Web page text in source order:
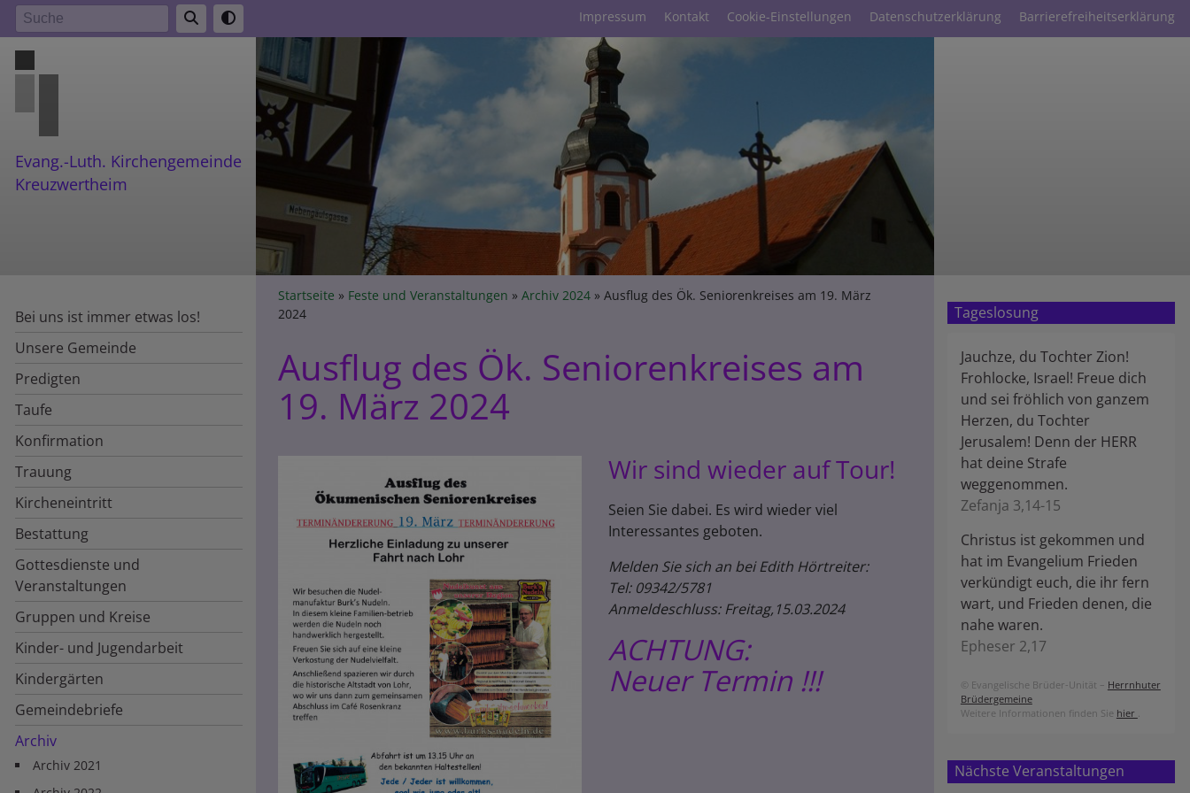
Direkt
zum
Inhalt
Fußbereichsmenü
Impressum Kontakt Cookie-Einstellungen Datenschutzerklärung Barrierefreiheitserklärung
Evang.-Luth. Kirchengemeinde
Kreuzwertheim
Bei uns ist immer etwas los!
Unsere Gemeinde
Predigten
Taufe
Konfirmation
Trauung
Kircheneintritt
Bestattung
Gottesdienste und
Veranstaltungen
Gruppen und Kreise
Kinder- und Jugendarbeit
Kindergärten
Gemeindebriefe
Archiv
Archiv 2021
Breadcrumb
Startseite Feste und Veranstaltungen Archiv 2024
Ausflug des Ök. Seniorenkreises am 19. März
2024
Ausflug des Ök. Seniorenkreises am
19. März 2024
Wir sind wieder auf Tour!
Seien Sie dabei. Es wird wieder viel
Interessantes geboten.
Melden Sie sich an bei Edith Hörtreiter:
Tel: 09342/5781
Anmeldeschluss: Freitag,15.03.2024
ACHTUNG:
Neuer Termin !!!
Tageslosung
Jauchze, du Tochter Zion!
Frohlocke, Israel! Freue dich
und sei fröhlich von ganzem
Herzen, du Tochter
Jerusalem! Denn der HERR
hat deine Strafe
weggenommen.
Zefanja 3,14-15
Christus ist gekommen und
hat im Evangelium Frieden
verkündigt euch, die ihr fern
wart, und Frieden denen, die
nahe waren.
Epheser 2,17
© Evangelische Brüder-Unität – Herrnhuter
Brüdergemeine
Weitere Informationen finden Sie hier .
Nächste Veranstaltungen